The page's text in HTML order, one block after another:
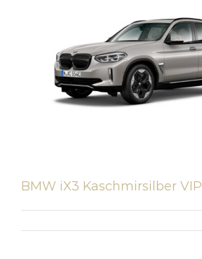
BMW iX3 Kaschmirsilber VIP